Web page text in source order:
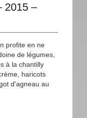
2015 –
profite en ne
de légumes,
à la chantilly
haricots
d'agneau au